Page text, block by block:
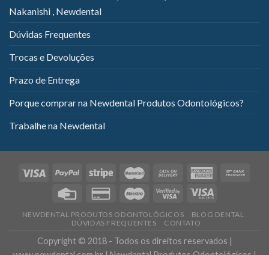
Nakanishi , Newdental
Dúvidas Frequentes
Trocas e Devoluções
Prazo de Entrega
Porque comprar na Newdental Produtos Odontológicos?
Trabalhe na Newdental
NEWDENTAL PRODUTOS ODONTOLÓGICOS
BLOG DENTAL
DÚVIDAS FREQUENTES
CONTATO
Copyright © 2018 - Todos os direitos reservados |